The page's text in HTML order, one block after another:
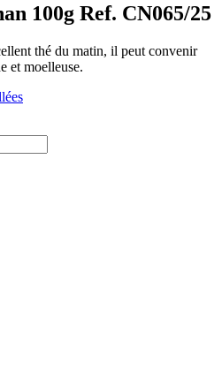
100g Ref. CN065/25
thé du matin, il peut convenir
et moelleuse.